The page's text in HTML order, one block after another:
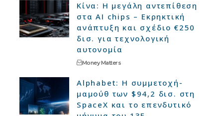
Κίνα: Η μεγάλη αντεπίθεση
στα AI chips – Εκρηκτική
ανάπτυξη και σχέδιο €250
δισ. για τεχνολογική
αυτονομία
Money Matters
Alphabet: Η συμμετοχή-
μαμούθ των $94,2 δισ. στη
SpaceX και το επενδυτικό